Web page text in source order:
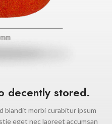
decently stored.
blandit morbi curabitur ipsum
eget nec laoreet accumsan